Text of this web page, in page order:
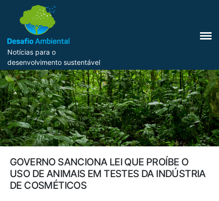
Notícias para o
desenvolvimento sustentável
GOVERNO SANCIONA LEI QUE PROÍBE O
USO DE ANIMAIS EM TESTES DA INDÚSTRIA
DE COSMÉTICOS